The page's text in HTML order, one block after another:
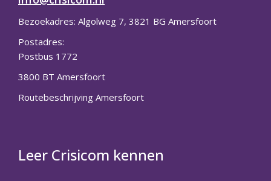
Bezoekadres: Algolweg 7, 3821 BG Amersfoort
Postadres:
Postbus 1772
3800 BT Amersfoort
Routebeschrijving Amersfoort
Leer Crisicom kennen